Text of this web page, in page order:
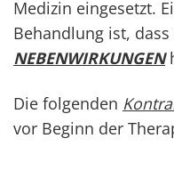
Medizin eingesetzt.
Behandlung ist, dass
NEBENWIRKUNGEN
Die folgenden
vor Beginn der